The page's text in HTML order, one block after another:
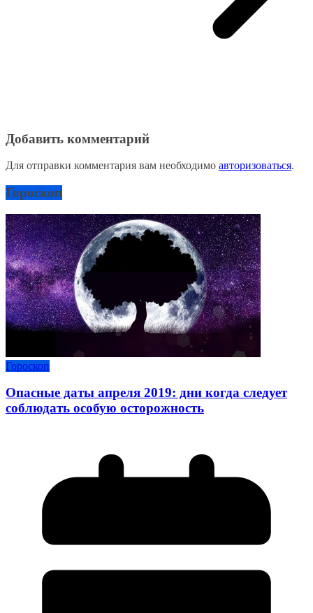
Добавить комментарий
Для отправки комментария вам необходимо авторизоваться.
Гороскоп
Гороскоп
Опасные даты апреля 2019: дни когда следует
соблюдать особую осторожность